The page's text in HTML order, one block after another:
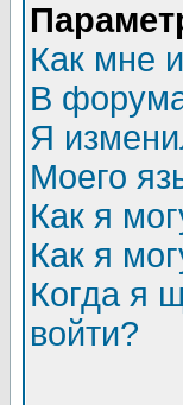
Как мне
В
Я
Моего
Как я
Как я
Когда я
войти?